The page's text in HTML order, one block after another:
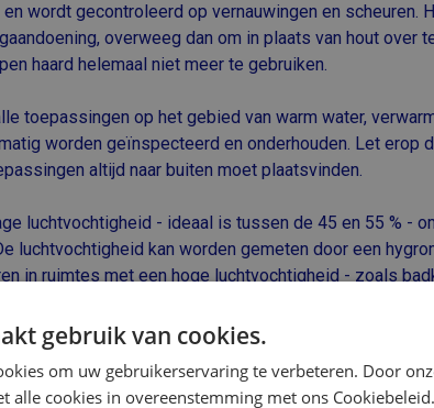
wordt gecontroleerd op vernauwingen en scheuren.
overweeg dan om in plaats van hout over
haard helemaal niet meer te gebruiken.
toepassingen op het gebied van warm water,
worden geïnspecteerd en onderhouden. Let erop
altijd naar buiten moet plaatsvinden.
luchtvochtigheid - ideaal is tussen de 45 en 55 % -
luchtvochtigheid kan worden gemeten door een
in ruimtes met een hoge luchtvochtigheid - zoals
met hoge kwaliteit filters - actiefkool, hepa -
met een hoge kwaliteit zijn in staat om tot 30 keer
gebruik van cookies.
om uw gebruikerservaring te verbeteren. Door
alle cookies in overeenstemming met ons Cookiebeleid.